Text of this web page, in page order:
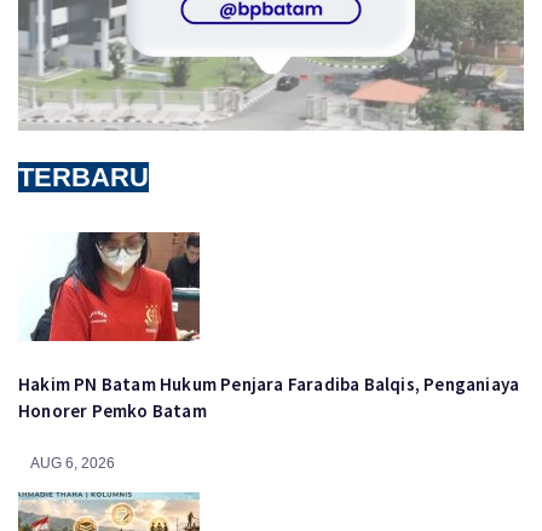
TERBARU
Hakim PN Batam Hukum Penjara Faradiba Balqis, Penganiaya
Honorer Pemko Batam
AUG 6, 2026